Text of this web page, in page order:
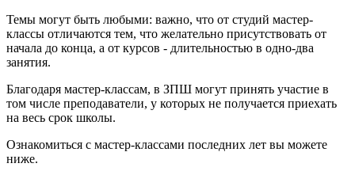
Темы могут быть любыми: важно, что от студий мастер-
классы отличаются тем, что желательно присутствовать от
начала до конца, а от курсов - длительностью в одно-два
занятия.
Благодаря мастер-классам, в ЗПШ могут принять участие в
том числе преподаватели, у которых не получается приехать
на весь срок школы.
Ознакомиться с мастер-классами последних лет вы можете
ниже.